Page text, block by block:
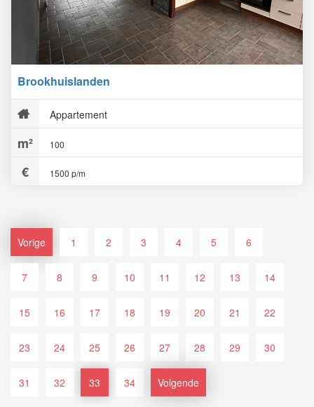
Brookhuislanden
Appartement
100
1500 p/m
Vorige 1 2 3 4 5 6
7 8 9 10 11 12 13 14
15 16 17 18 19 20 21 22
23 24 25 26 27 28 29 30
31 32 33 34 Volgende